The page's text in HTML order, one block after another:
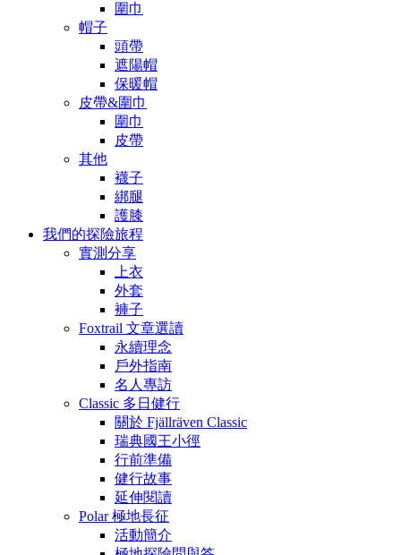
圍巾
帽子
頭帶
遮陽帽
保暖帽
皮帶&圍巾
圍巾
皮帶
其他
襪子
綁腿
護膝
我們的探險旅程
實測分享
上衣
外套
褲子
Foxtrail 文章選讀
永續理念
戶外指南
名人專訪
Classic 多日健行
關於 Fjällräven Classic
瑞典國王小徑
行前準備
健行故事
延伸閱讀
Polar 極地長征
活動簡介